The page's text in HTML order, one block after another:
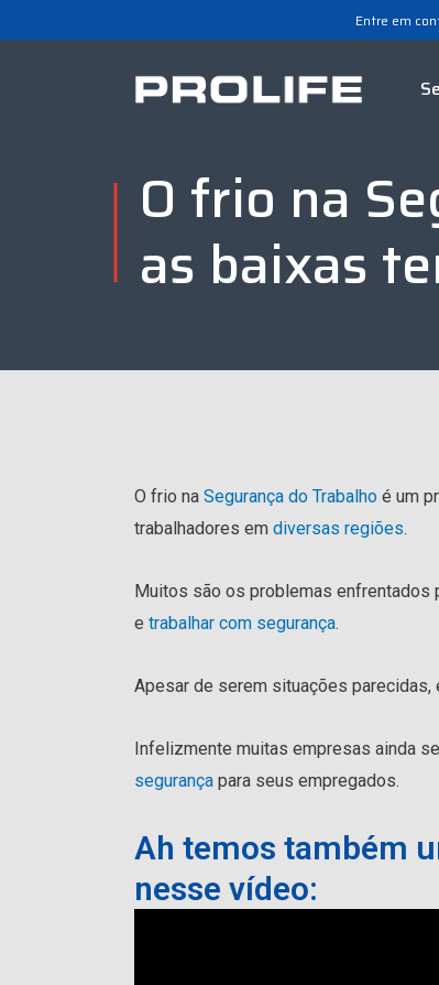
Entre em
O frio na
as baixas
O frio na Segurança do Trabalho é um
trabalhadores em diversas regiões.
Muitos são os problemas enfrentados
e trabalhar com segurança.
Apesar de serem situações
Infelizmente muitas empresas ainda
segurança para seus empregados.
Ah temos também
nesse vídeo: